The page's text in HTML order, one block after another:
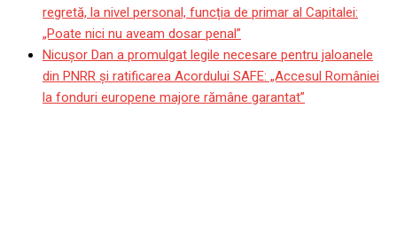
regretă, la nivel personal, funcția de primar al Capitalei:
„Poate nici nu aveam dosar penal”
Nicușor Dan a promulgat legile necesare pentru jaloanele
din PNRR și ratificarea Acordului SAFE: „Accesul României
la fonduri europene majore rămâne garantat”